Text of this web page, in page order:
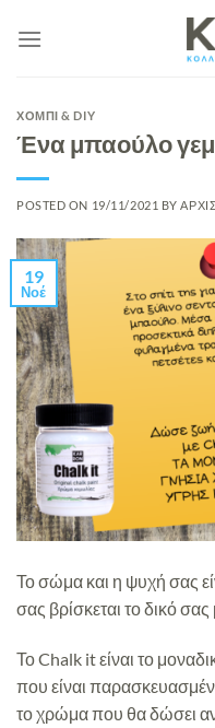
στο
ΧΟΜΠΙ & DIY
Ένα μπαούλο
POSTED ON 19/11/2021 BY
19
Νοέ
Το σώμα και η ψυχή σας
σας βρίσκεται το δικό
Το Chalk it είναι το
που είναι
το χρώμα που θα δώσει